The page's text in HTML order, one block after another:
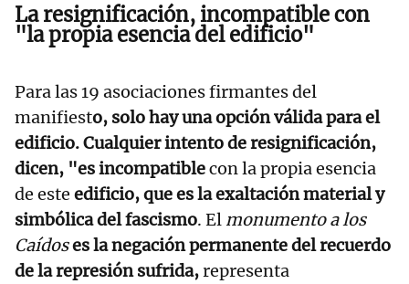
La resignificación, incompatible con
"la propia esencia del edificio"
Para las 19 asociaciones firmantes del
manifiesto, solo hay una opción válida para el
edificio. Cualquier intento de resignificación,
dicen, "es incompatiblecon la propia esencia
de este edificio, que es la exaltación material y
simbólica del fascismo. El monumento a los
Caídoses la negación permanente del recuerdo
de la represión sufrida,representa